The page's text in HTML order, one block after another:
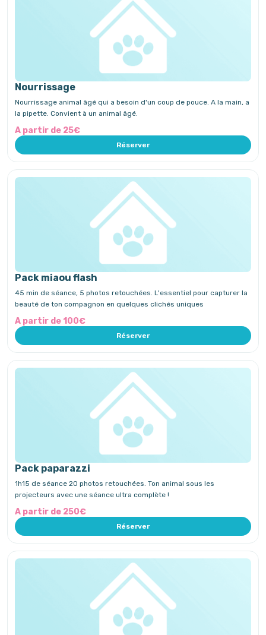
Nourrissage
Nourrissage animal âgé qui a besoin d'un coup de pouce. A la main, a
la pipette. Convient à un animal âgé.
A partir de 25€
Réserver
Pack miaou flash
45 min de séance, 5 photos retouchées. L'essentiel pour capturer la
beauté de ton compagnon en quelques clichés uniques
A partir de 100€
Réserver
Pack paparazzi
1h15 de séance 20 photos retouchées. Ton animal sous les
projecteurs avec une séance ultra complète !
A partir de 250€
Réserver